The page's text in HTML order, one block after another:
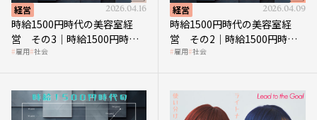
経営 2026.04.16
時給1500円時代の美容室経
営 その3｜時給1500円時
代、美容業はどのような影響
雇用 社会
経営 2026.04.09
時給1500円時代の美容室経
営 その2｜時給1500円時代
に支払う給与はいくらなのか
雇用 社会